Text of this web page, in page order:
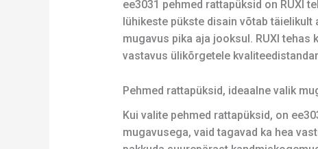
ee3031 pehmed rattapüksid on RUXI
lühikeste pükste disain võtab
mugavus pika aja jooksul. RUXI
vastavus ülikõrgetele
Pehmed rattapüksid, ideaalne valik
Kui valite pehmed rattapüksid, on
mugavusega, vaid tagavad ka hea